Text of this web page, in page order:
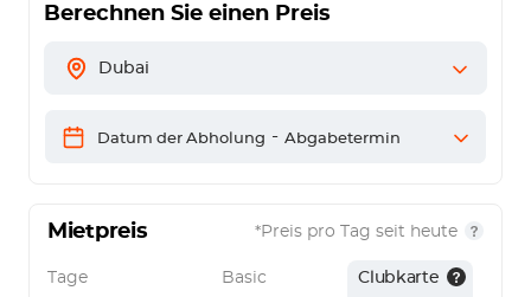
Berechnen Sie einen Preis
Dubai
Datum der Abholung - Abgabetermin
Mietpreis *Preis pro Tag seit heute
Tage Basic Clubkarte